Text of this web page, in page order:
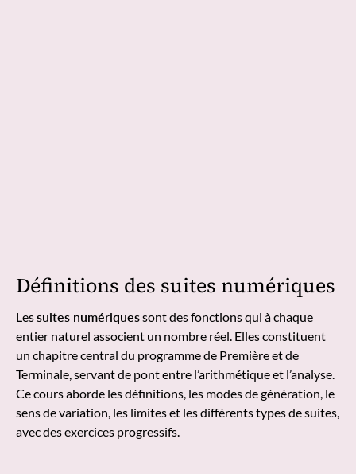
Définitions des suites numériques
Lessuites numériquessont des fonctions qui à chaque
entier naturel associent un nombre réel. Elles constituent
un chapitre central du programme de Première et de
Terminale, servant de pont entre l’arithmétique et l’analyse.
Ce cours aborde les définitions, les modes de génération, le
sens de variation, les limites et les différents types de suites,
avec des exercices progressifs.